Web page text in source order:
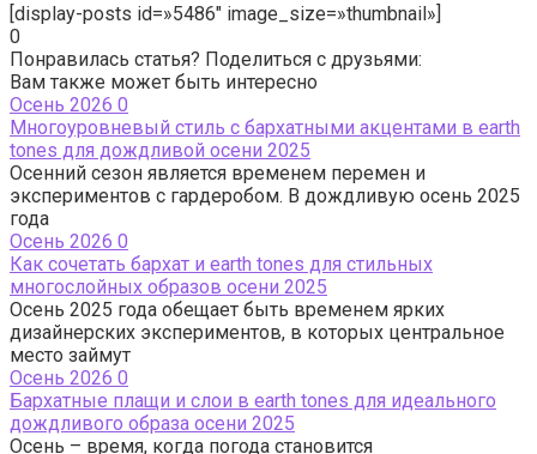
[display-posts id=»5486″ image_size=»thumbnail»]
0
Понравилась статья? Поделиться с друзьями:
Вам также может быть интересно
Осень 2026 0
Многоуровневый стиль с бархатными акцентами в earth
tones для дождливой осени 2025
Осенний сезон является временем перемен и
экспериментов с гардеробом. В дождливую осень 2025
года
Осень 2026 0
Как сочетать бархат и earth tones для стильных
многослойных образов осени 2025
Осень 2025 года обещает быть временем ярких
дизайнерских экспериментов, в которых центральное
место займут
Осень 2026 0
Бархатные плащи и слои в earth tones для идеального
дождливого образа осени 2025
Осень – время, когда погода становится